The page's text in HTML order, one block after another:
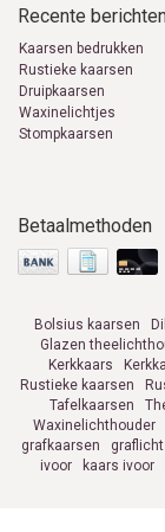
Recente
Kaarsen bedrukken
Rustieke kaarsen
Druipkaarsen
Waxinelichtjes
Stompkaarsen
Betaalmethoden
Bolsius kaarsen
Glazen
Kerkkaars
Rustieke kaarsen
Tafelkaarsen
Waxinelichthouder
grafkaarsen
graflicht
ivoor
kaars ivoor